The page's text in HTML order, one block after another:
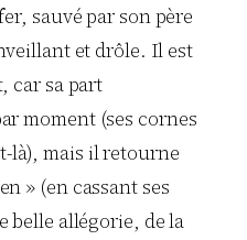
sauvé par son père
et drôle. Il est
car sa part
moment (ses cornes
là), mais il retourne
» (en cassant ses
belle allégorie, de la